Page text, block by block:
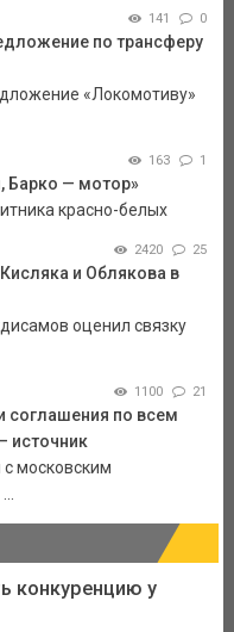
141 0
по трансферу
«Локомотиву»
163 1
Барко — мотор»
красно-белых
2420 25
и Облякова в
оценил связку
1100 21
соглашения по всем
источник
с московским
конкуренцию у